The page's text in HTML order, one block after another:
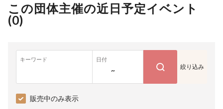
この団体主催の近日予定イベント
(0)
キーワード 日付
~ 絞り込み
販売中のみ表示